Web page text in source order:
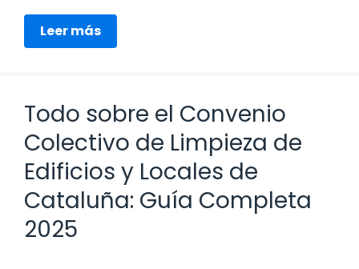
Leer más
Todo sobre el Convenio
Colectivo de Limpieza de
Edificios y Locales de
Cataluña: Guía Completa
2025